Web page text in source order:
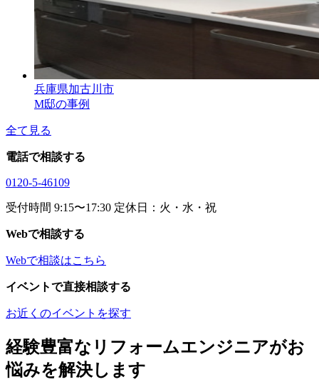
兵庫県加古川市
M邸の事例
全て見る
電話で相談する
0120-5-46109
受付時間 9:15〜17:30 定休日：火・水・祝
Webで相談する
Webで相談はこちら
イベントで直接相談する
お近くのイベントを探す
経験豊富なリフォームエンジニアがお
悩みを解決します